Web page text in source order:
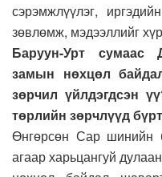
сэрэмжлүүлэг,
зөвлөмж, мэдээллийг
Баруун-Урт сумаас
замын нөхцөл
зөрчил үйлдэгдсэн
төрлийн зөрчлүүд
Өнгөрсөн Сар шинийн
агаар харьцангуй